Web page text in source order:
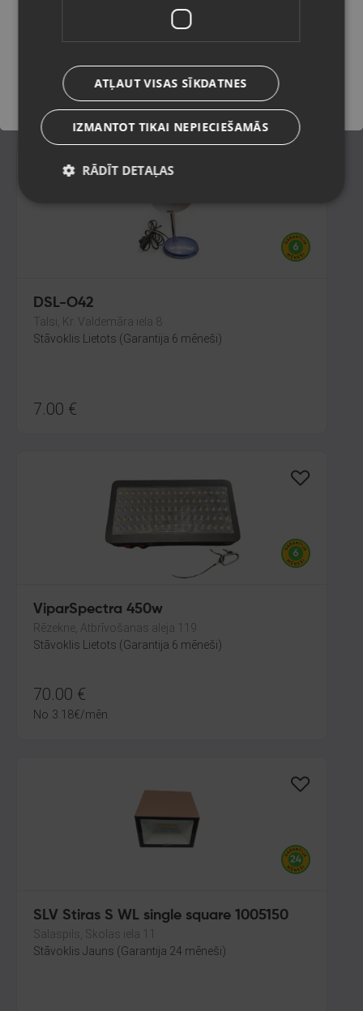
Stāvoklis Lietots (Garantija 6 mēneši)
12.00€
DSL-O42
Talsi, Kr. Valdemāra iela 8
Stāvoklis Lietots (Garantija 6 mēneši)
7.00 €
ViparSpectra 450w
Rēzekne, Atbrīvošanas aleja 119
Stāvoklis Lietots (Garantija 6 mēneši)
70.00 €
No 3.18€/mēn.
SLV Stiras S WL single square 1005150
Salaspils, Skolas iela 11
Stāvoklis Jauns (Garantija 24 mēneši)
Saglabāt
ATĻAUT VISAS SĪKDATNES
IZMANTOT TIKAI NEPIECIEŠAMĀS
RĀDĪT DETAĻAS